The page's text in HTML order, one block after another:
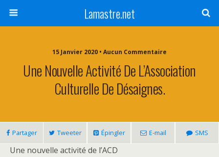
Lamastre.net
15 Janvier 2020 • Aucun Commentaire
Une Nouvelle Activité De L’Association
Culturelle De Désaignes.
Partager Tweeter Épingler E-mail SMS
Une nouvelle activité de l’ACD